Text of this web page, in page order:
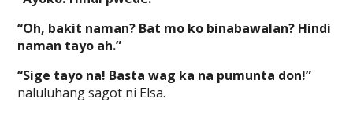
“Oh, bakit naman? Bat mo ko binabawalan? Hindi
naman tayo ah.”
“Sige tayo na! Basta wag ka na pumunta don!”
naluluhang sagot ni Elsa.